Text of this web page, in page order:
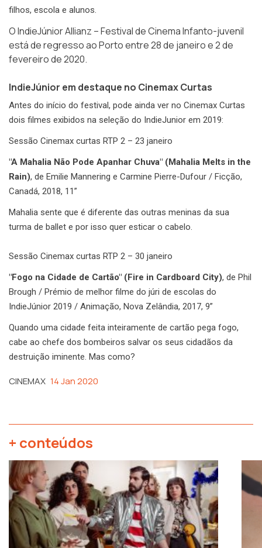
filhos, escola e alunos.
O IndieJúnior Allianz – Festival de Cinema Infanto-juvenil
está de regresso ao Porto entre 28 de janeiro e 2 de
fevereiro de 2020.
IndieJúnior em destaque no Cinemax Curtas
Antes do início do festival, pode ainda ver no Cinemax Curtas
dois filmes exibidos na seleção do IndieJunior em 2019:
Sessão Cinemax curtas RTP 2 – 23 janeiro
"A Mahalia Não Pode Apanhar Chuva" (Mahalia Melts in the
Rain), de Emilie Mannering e Carmine Pierre-Dufour / Ficção,
Canadá, 2018, 11”
Mahalia sente que é diferente das outras meninas da sua
turma de ballet e por isso quer esticar o cabelo.
Sessão Cinemax curtas RTP 2 – 30 janeiro
"Fogo na Cidade de Cartão" (Fire in Cardboard City), de Phil
Brough / Prémio de melhor filme do júri de escolas do
IndieJúnior 2019 / Animação, Nova Zelândia, 2017, 9”
Quando uma cidade feita inteiramente de cartão pega fogo,
cabe ao chefe dos bombeiros salvar os seus cidadãos da
destruição iminente. Mas como?
CINEMAX 14 Jan 2020
+ conteúdos